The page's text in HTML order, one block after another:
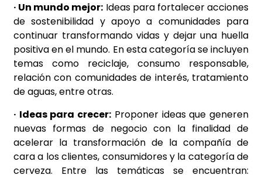
· Un mundo mejor: Ideas para fortalecer acciones
de sostenibilidad y apoyo a comunidades para
continuar transformando vidas y dejar una huella
positiva en el mundo. En esta categoría se incluyen
temas como reciclaje, consumo responsable,
relación con comunidades de interés, tratamiento
de aguas, entre otras.
· Ideas para crecer: Proponer ideas que generen
nuevas formas de negocio con la finalidad de
acelerar la transformación de la compañía de
cara a los clientes, consumidores y la categoría de
cerveza. Entre las temáticas se encuentran: